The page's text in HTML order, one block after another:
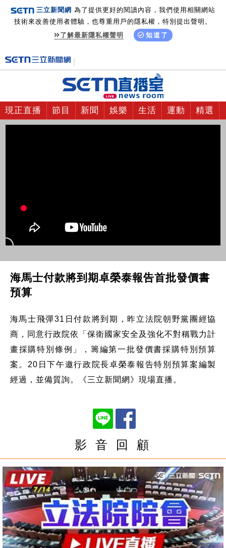
三立新聞網 為了提供更好的閱讀內容，我們使用相關網站
技術來改善使用者體驗，也尊重用戶的隱私權，特別提出聲明。
了解最新隱私權聲明
知道了
現正直播 節目 新聞 娛樂 生活 運動 精選
海馬士付款將到期卓榮泰報告首批發價書
預算
海馬士飛彈31日付款將到期，昨立法院朝野黨團經協
商，同意行政院依「保衛國家安全及強化不對稱戰力計
畫採購特別條例」，籌編第一批發價書採購特別預算
案。20日下午邀行政院長卓榮泰報告特別預算案編製
經過，並備質詢。《三立新聞網》現場直播。
影 音 回 顧